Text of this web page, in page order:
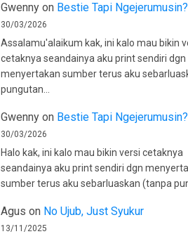
Gwennyon Bestie Tapi Ngejerumusin?
30/03/2026
Assalamu'alaikum kak, ini kalo mau bikin
cetaknya seandainya aku print sendiri dgn
menyertakan sumber terus aku
pungutan…
Gwennyon Bestie Tapi Ngejerumusin?
30/03/2026
Halo kak, ini kalo mau bikin versi cetaknya
seandainya aku print sendiri dgn
sumber terus aku sebarluaskan (tanpa
Agus on No Ujub, Just Syukur
13/11/2025